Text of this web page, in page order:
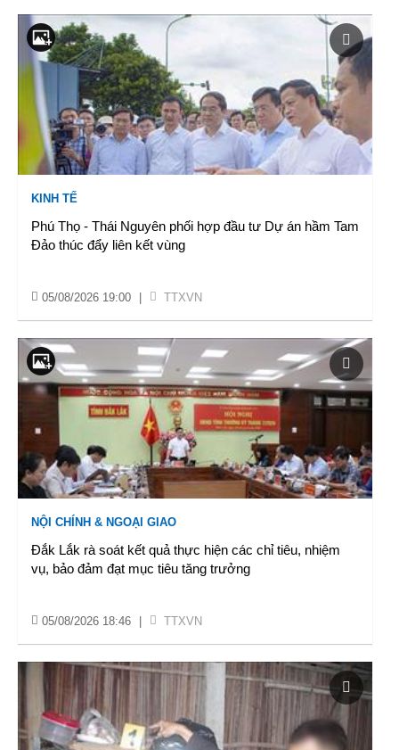
KINH TẾ
Phú Thọ - Thái Nguyên phối hợp đầu tư Dự án hầm Tam
Đảo thúc đẩy liên kết vùng
05/08/2026 19:00 TTXVN
NỘI CHÍNH & NGOẠI GIAO
Đắk Lắk rà soát kết quả thực hiện các chỉ tiêu, nhiệm
vụ, bảo đảm đạt mục tiêu tăng trưởng
05/08/2026 18:46 TTXVN